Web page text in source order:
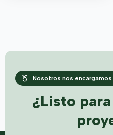
Nosotros nos
¿Listo